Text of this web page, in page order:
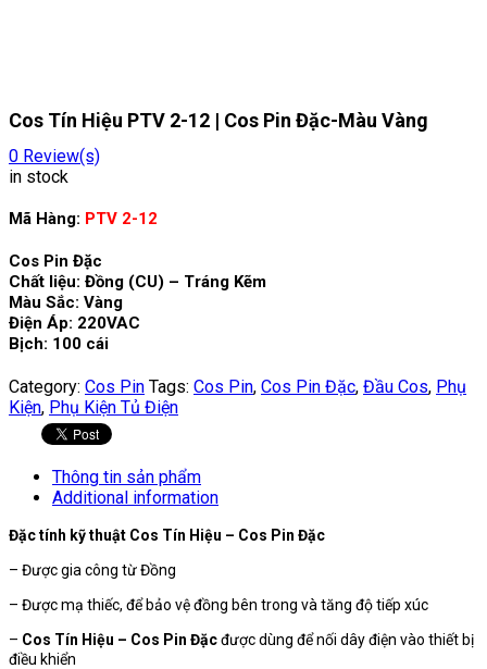
Cos Tín Hiệu PTV 2-12 | Cos Pin Đặc-Màu Vàng
0 Review(s)
in stock
Mã Hàng: PTV 2-12
Cos Pin Đặc
Chất liệu: Đồng (CU) – Tráng Kẽm
Màu Sắc: Vàng
Điện Áp: 220VAC
Bịch: 100 cái
Category: Cos Pin Tags: Cos Pin, Cos Pin Đặc, Đầu Cos, Phụ
Kiện, Phụ Kiện Tủ Điện
Thông tin sản phẩm
Additional information
Đặc tính kỹ thuật Cos Tín Hiệu – Cos Pin Đặc
– Được gia công từ Đồng
– Được mạ thiếc, để bảo vệ đồng bên trong và tăng độ tiếp xúc
– Cos Tín Hiệu – Cos Pin Đặcđược dùng để nối dây điện vào thiết bị
điều khiển